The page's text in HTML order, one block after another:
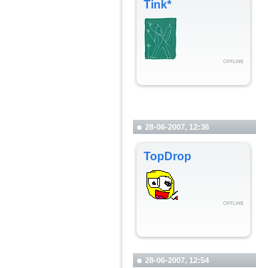
Tink*
28-06-2007, 12:36
TopDrop
28-06-2007, 12:54